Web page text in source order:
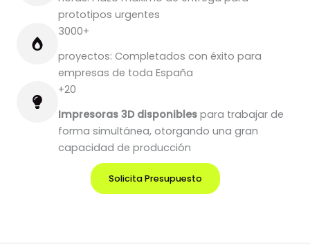
prototipos urgentes
3000+
proyectos: Completados con éxito para
empresas de toda España
+20
Impresoras 3D disponibles para trabajar de
forma simultánea, otorgando una gran
capacidad de producción
Solicita Presupuesto